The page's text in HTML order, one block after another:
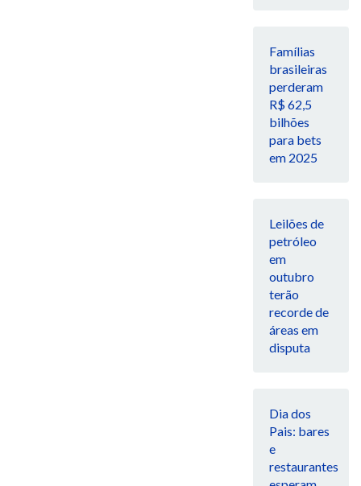
Famílias
brasileiras
perderam
R$ 62,5
bilhões
para bets
em 2025
Leilões de
petróleo
em
outubro
terão
recorde de
áreas em
disputa
Dia dos
Pais: bares
e
restaurantes